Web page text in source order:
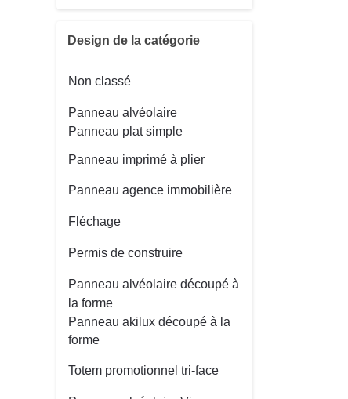
Design de la catégorie
Non classé
Panneau alvéolaire
Panneau plat simple
Panneau imprimé à plier
Panneau agence immobilière
Fléchage
Permis de construire
Panneau alvéolaire découpé à
la forme
Panneau akilux découpé à la
forme
Totem promotionnel tri-face